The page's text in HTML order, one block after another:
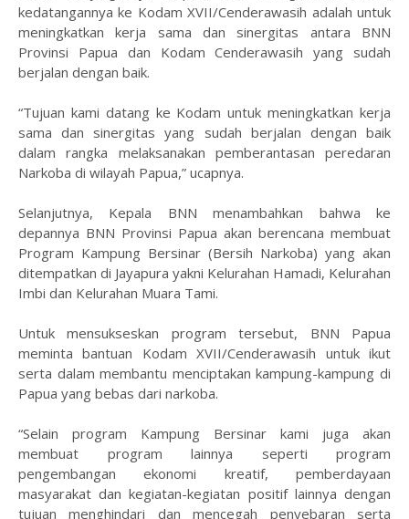
kedatangannya ke Kodam XVII/Cenderawasih adalah untuk
meningkatkan kerja sama dan sinergitas antara BNN
Provinsi Papua dan Kodam Cenderawasih yang sudah
berjalan dengan baik.
“Tujuan kami datang ke Kodam untuk meningkatkan kerja
sama dan sinergitas yang sudah berjalan dengan baik
dalam rangka melaksanakan pemberantasan peredaran
Narkoba di wilayah Papua,” ucapnya.
Selanjutnya, Kepala BNN menambahkan bahwa ke
depannya BNN Provinsi Papua akan berencana membuat
Program Kampung Bersinar (Bersih Narkoba) yang akan
ditempatkan di Jayapura yakni Kelurahan Hamadi, Kelurahan
Imbi dan Kelurahan Muara Tami.
Untuk mensukseskan program tersebut, BNN Papua
meminta bantuan Kodam XVII/Cenderawasih untuk ikut
serta dalam membantu menciptakan kampung-kampung di
Papua yang bebas dari narkoba.
“Selain program Kampung Bersinar kami juga akan
membuat program lainnya seperti program
pengembangan ekonomi kreatif, pemberdayaan
masyarakat dan kegiatan-kegiatan positif lainnya dengan
tujuan menghindari dan mencegah penyebaran serta